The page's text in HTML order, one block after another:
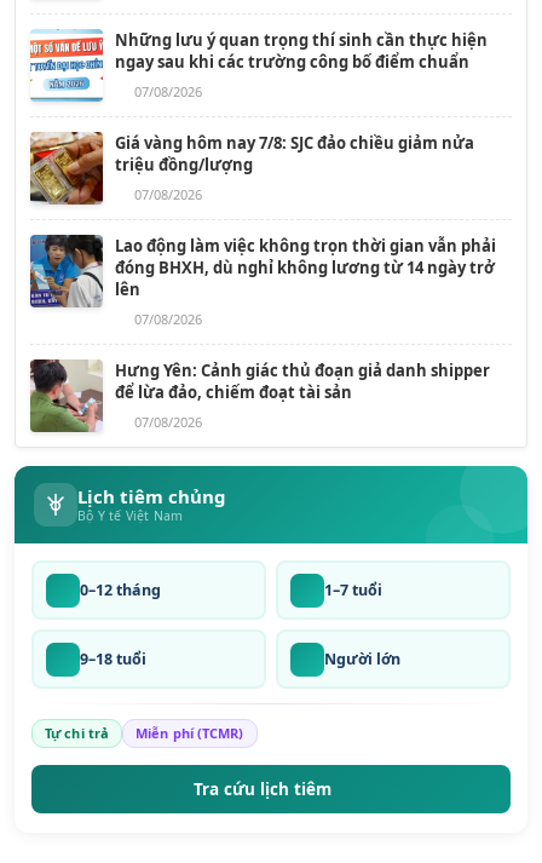
Những lưu ý quan trọng thí sinh cần thực hiện
ngay sau khi các trường công bố điểm chuẩn
07/08/2026
Giá vàng hôm nay 7/8: SJC đảo chiều giảm nửa
triệu đồng/lượng
07/08/2026
Lao động làm việc không trọn thời gian vẫn phải
đóng BHXH, dù nghỉ không lương từ 14 ngày trở
lên
07/08/2026
Hưng Yên: Cảnh giác thủ đoạn giả danh shipper
để lừa đảo, chiếm đoạt tài sản
07/08/2026
Lịch tiêm chủng
Bộ Y tế Việt Nam
0–12 tháng 1–7 tuổi
9–18 tuổi Người lớn
Tự chi trả Miễn phí (TCMR)
Tra cứu lịch tiêm